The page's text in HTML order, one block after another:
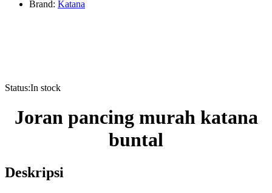
Brand: Katana
Status:In stock
Joran pancing murah katana
buntal
Deskripsi